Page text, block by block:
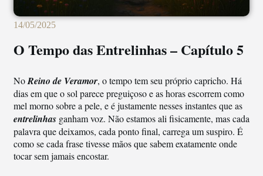
14/05/2025
O Tempo das Entrelinhas – Capítulo 5
NoReino de Veramor, o tempo tem seu próprio capricho. Há
dias em que o sol parece preguiçoso e as horas escorrem como
mel morno sobre a pele, e é justamente nesses instantes que as
entrelinhas ganham voz. Não estamos ali fisicamente, mas cada
palavra que deixamos, cada ponto final, carrega um suspiro. É
como se cada frase tivesse mãos que sabem exatamente onde
tocar sem jamais encostar.